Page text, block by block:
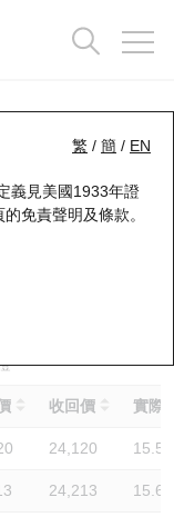
繁 / 簡 / EN
義見美國1933年證
的免責聲明及條款。
收回價 實際
24,120 15.5
24,213 15.6